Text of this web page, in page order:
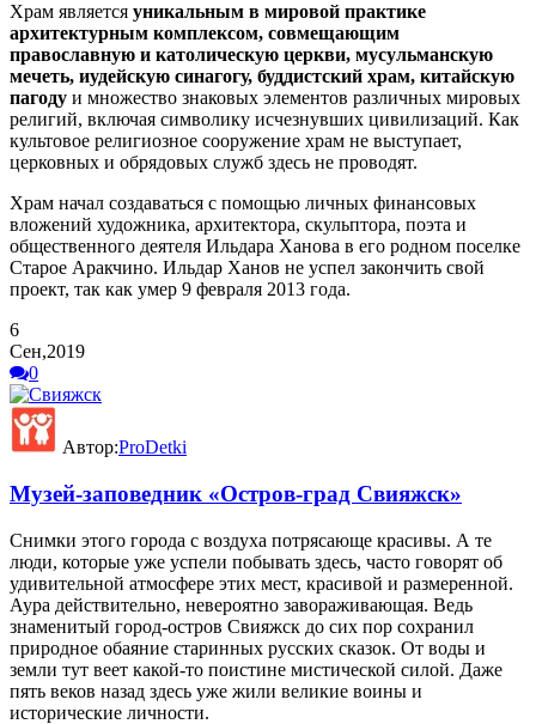
Храм является уникальным в мировой практике
архитектурным комплексом, совмещающим
православную и католическую церкви, мусульманскую
мечеть, иудейскую синагогу, буддистский храм, китайскую
пагоду и множество знаковых элементов различных мировых
религий, включая символику исчезнувших цивилизаций. Как
культовое религиозное сооружение храм не выступает,
церковных и обрядовых служб здесь не проводят.
Храм начал создаваться с помощью личных финансовых
вложений художника, архитектора, скульптора, поэта и
общественного деятеля Ильдара Ханова в его родном поселке
Старое Аракчино. Ильдар Ханов не успел закончить свой
проект, так как умер 9 февраля 2013 года.
6
Сен,2019
0
Автор:ProDetki
Музей-заповедник «Остров-град Свияжск»
Снимки этого города с воздуха потрясающе красивы. А те
люди, которые уже успели побывать здесь, часто говорят об
удивительной атмосфере этих мест, красивой и размеренной.
Аура действительно, невероятно завораживающая. Ведь
знаменитый город-остров Свияжск до сих пор сохранил
природное обаяние старинных русских сказок. От воды и
земли тут веет какой-то поистине мистической силой. Даже
пять веков назад здесь уже жили великие воины и
исторические личности.